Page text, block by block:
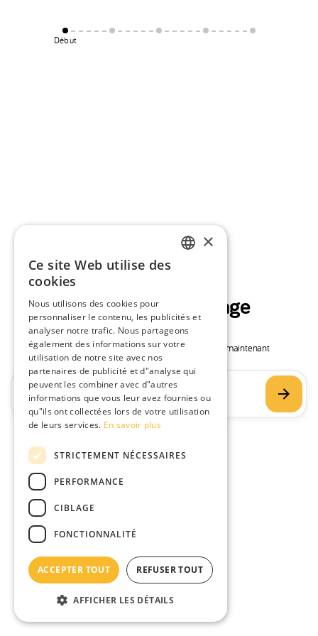
Début
Planifiez votre voyage
Donnez-lui un titre et commencez à construire maintenant
ENGLISH
PORTUGUESE
FRENCH
×
Ce site Web utilise des
cookies
Nous utilisons des cookies pour
personnaliser le contenu, les publicités et
analyser notre trafic. Nous partageons
également des informations sur votre
utilisation de notre site avec nos
partenaires de publicité et d"analyse qui
peuvent les combiner avec d"autres
informations que vous leur avez fournies ou
qu"ils ont collectées lors de votre utilisation
de leurs services. En savoir plus
STRICTEMENT NÉCESSAIRES
PERFORMANCE
CIBLAGE
FONCTIONNALITÉ
ACCEPTER TOUT REFUSER TOUT
AFFICHER LES DÉTAILS